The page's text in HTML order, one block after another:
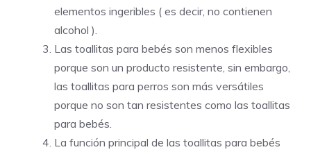
elementos ingeribles ( es decir, no contienen
alcohol ).
Las toallitas para bebés son menos flexibles
porque son un producto resistente, sin embargo,
las toallitas para perros son más versátiles
porque no son tan resistentes como las toallitas
para bebés.
La función principal de las toallitas para bebés